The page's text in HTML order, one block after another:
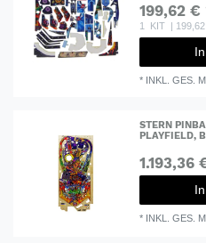
199,62 €
1 KIT |
* INKL. GES.
STERN
PLAYFIELD,
1.193,36
* INKL. GES.